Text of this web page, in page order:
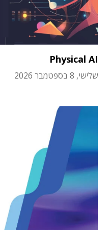
Physical AI
שלישי, 8 בספטמבר 2026